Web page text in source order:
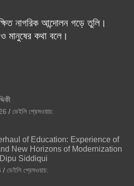
নাগরিক আন্দোলন গড়ে তুলি।
মানুষের কথা বলে।
ডেইলি প্রেসওয়াচ:
of Education: Experience of
New Horizons of Modernization
Siddiqui
ডেইলি প্রেসওয়াচ: